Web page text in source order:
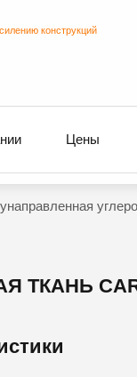
конструкций
Цены